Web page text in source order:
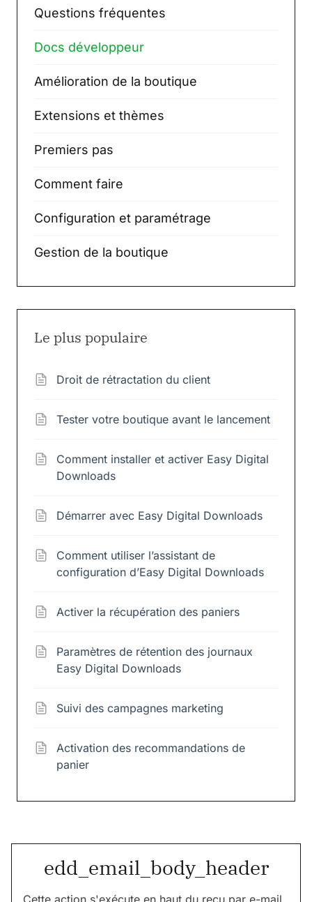
Questions fréquentes
Docs développeur
Amélioration de la boutique
Extensions et thèmes
Premiers pas
Comment faire
Configuration et paramétrage
Gestion de la boutique
Le plus populaire
Droit de rétractation du client
Tester votre boutique avant le lancement
Comment installer et activer Easy Digital
Downloads
Démarrer avec Easy Digital Downloads
Comment utiliser l’assistant de
configuration d’Easy Digital Downloads
Activer la récupération des paniers
Paramètres de rétention des journaux
Easy Digital Downloads
Suivi des campagnes marketing
Activation des recommandations de
panier
edd_email_body_header
Cette action s'exécute en haut du reçu par e-mail